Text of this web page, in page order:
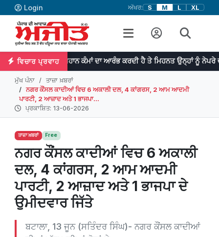
Login ਅੱਖਰ: S M L XL
ਵਿਚਾਰ ਪ੍ਰਵਾਹ
ਮਹਾਨ ਕੰਮਾਂ ਦਾ ਆਰੰਭ ਕਰਦੀ ਹੈ ਤੇ ਮਿਹਨਤ ਉਨ੍ਹਾਂ ਨੂੰ ਨੇਪਰੇ ਚੜ੍ਹਾਉਂਦੀ ਹੈ। -
ਮੁੱਖ ਪੰਨਾ
ਤਾਜ਼ਾ ਖ਼ਬਰਾਂ
ਨਗਰ ਕੌਂਸਲ ਕਾਦੀਆਂ ਵਿਚ 6 ਅਕਾਲੀ ਦਲ, 4 ਕਾਂਗਰਸ, 2 ਆਮ ਆਦਮੀ
ਪਾਰਟੀ, 2 ਆਜ਼ਾਦ ਅਤੇ 1 ਭਾਜਪਾ...
ਪ੍ਰਕਾਸ਼ਿਤ: 13-06-2026
ਤਾਜ਼ਾ ਖ਼ਬਰਾਂ Free
ਨਗਰ ਕੌਂਸਲ ਕਾਦੀਆਂ ਵਿਚ 6 ਅਕਾਲੀ
ਦਲ, 4 ਕਾਂਗਰਸ, 2 ਆਮ ਆਦਮੀ
ਪਾਰਟੀ, 2 ਆਜ਼ਾਦ ਅਤੇ 1 ਭਾਜਪਾ ਦੇ
ਉਮੀਦਵਾਰ ਜਿੱਤੇ
ਬਟਾਲਾ, 13 ਜੂਨ (ਸਤਿੰਦਰ ਸਿੰਘ)- ਨਗਰ ਕੌਂਸਲ ਕਾਦੀਆਂ